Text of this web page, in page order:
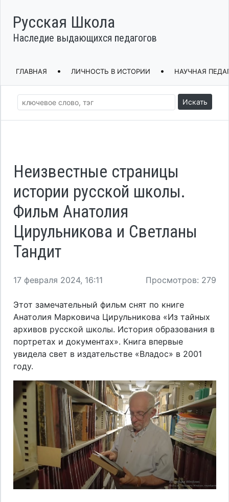
Русская Школа
Наследие выдающихся педагогов
ГЛАВНАЯ • ЛИЧНОСТЬ В ИСТОРИИ • НАУЧНАЯ
Искать
Неизвестные страницы
истории русской школы.
Фильм Анатолия
Цирульникова и Светланы
Тандит
17 февраля 2024, 16:11 Просмотров: 279
Этот замечательный фильм снят по книге
Анатолия Марковича Цирульникова «Из тайных
архивов русской школы. История образования в
портретах и документах». Книга впервые
увидела свет в издательстве «Владос» в 2001
году.